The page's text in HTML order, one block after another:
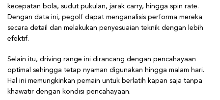
kecepatan bola, sudut pukulan, jarak carry, hingga spin rate.
Dengan data ini, pegolf dapat menganalisis performa mereka
secara detail dan melakukan penyesuaian teknik dengan lebih
efektif.
Selain itu, driving range ini dirancang dengan pencahayaan
optimal sehingga tetap nyaman digunakan hingga malam hari.
Hal ini memungkinkan pemain untuk berlatih kapan saja tanpa
khawatir dengan kondisi pencahayaan.